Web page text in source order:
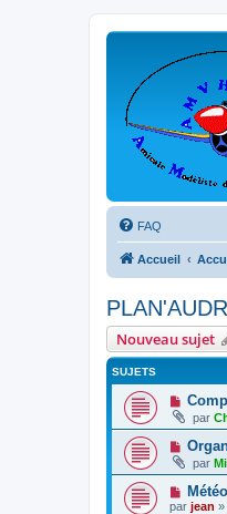
FAQ
Accueil
Nouveau sujet
SUJETS
par
par
Météo
par jean »